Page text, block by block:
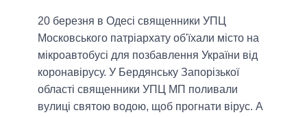
20 березня в Одесі священники УПЦ
Московського патріархату об'їхали місто на
мікроавтобусі для позбавлення України від
коронавірусу. У Бердянську Запорізької
області священники УПЦ МП поливали
вулиці святою водою, щоб прогнати вірус. А